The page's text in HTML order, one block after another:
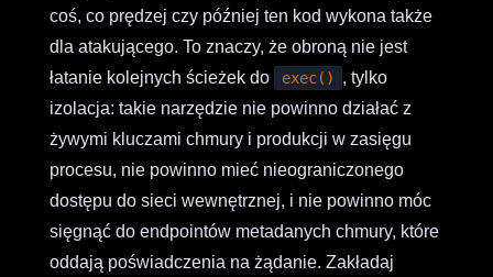
coś, co prędzej czy później ten kod wykona także
dla atakującego. To znaczy, że obroną nie jest
łatanie kolejnych ścieżek do
exec()
, tylko
izolacja: takie narzędzie nie powinno działać z
żywymi kluczami chmury i produkcji w zasięgu
procesu, nie powinno mieć nieograniczonego
dostępu do sieci wewnętrznej, i nie powinno móc
sięgnąć do endpointów metadanych chmury, które
oddają poświadczenia na żądanie. Zakładaj